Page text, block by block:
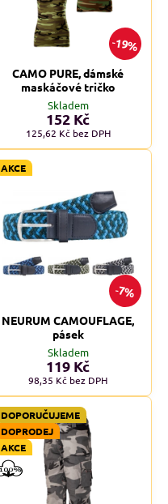
19%
CAMO PURE, dámské
maskáčové tričko
Skladem
152 Kč
125,62 Kč bez DPH
7%
AKCE
NEURUM CAMOUFLAGE,
pásek
Skladem
119 Kč
98,35 Kč bez DPH
DOPORUČUJEME
DOPRODEJ
AKCE